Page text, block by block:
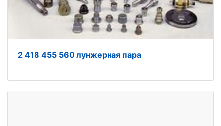
2 418 455 560 лунжерная пара